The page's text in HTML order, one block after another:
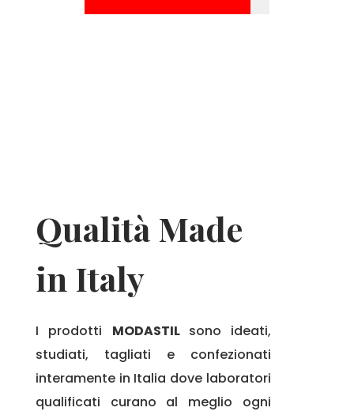
Qualità Made
in Italy
I prodotti MODASTIL sono ideati,
studiati, tagliati e confezionati
interamente in Italia dove laboratori
qualificati curano al meglio ogni